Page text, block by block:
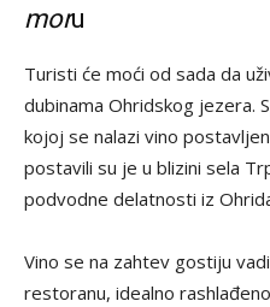
moru
Turisti će moći od sada da
dubinama Ohridskog jezera.
kojoj se nalazi vino
postavili su je u blizini sela
podvodne delatnosti iz
Vino se na zahtev gostiju
restoranu, idealno